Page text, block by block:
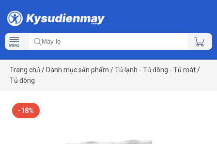
Trang chủ / Danh mục sản phẩm /Tủ lạnh - Tủ đông - Tủ mát/
Tủ đông
-18%